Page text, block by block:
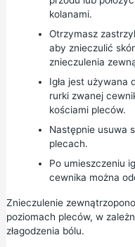
kolanami.
Otrzymasz
aby znieczulić
znieczulenia
Igła jest używana
rurki zwanej
kościami pleców.
Następnie usuwa
plecach.
Po umieszczeniu
cewnika można
Znieczulenie
poziomach pleców, w
złagodzenia bólu.